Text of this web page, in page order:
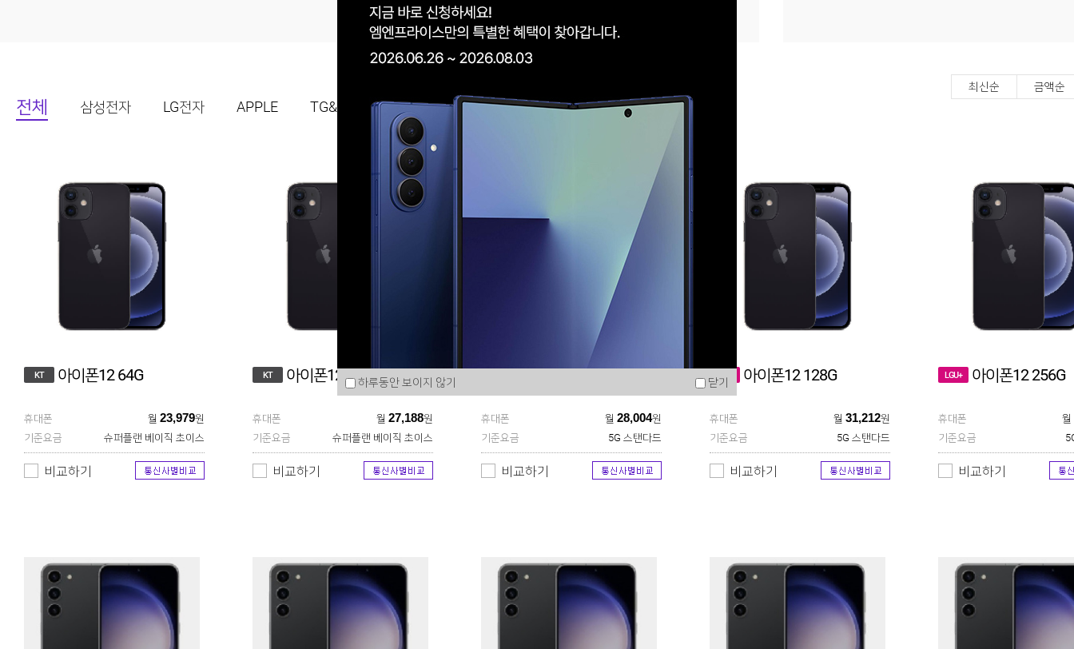
전체 삼성전자 LG전자 APPLE TG&CO 화웨이 기타
최신순 금액순
KT 아이폰12 64G
휴대폰 월 23,979원
기준요금
슈퍼플랜 베이직 초이스
비교하기
KT 아이폰12 128G
휴대폰 월 27,188원
기준요금
슈퍼플랜 베이직 초이스
비교하기
아이폰12 64G
휴대폰 월 28,004원
기준요금
5G 스탠다드
비교하기
LGU+ 아이폰12 128G
휴대폰 월 31,212원
기준요금
5G 스탠다드
비교하기
LGU+ 아이폰12 256G
휴대폰
월
기준요금
비교하기
하루동안 보이지 않기 닫기